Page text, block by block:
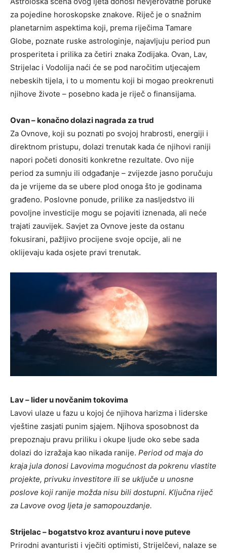
za pojedine horoskopske znakove. Riječ je o snažnim
planetarnim aspektima koji, prema riječima Tamare
Globe, poznate ruske astrologinje, najavljuju period pun
prosperiteta i prilika za četiri znaka Zodijaka. Ovan, Lav,
Strijelac i Vodolija naći će se pod naročitim utjecajem
nebeskih tijela, i to u momentu koji bi mogao preokrenuti
njihove živote – posebno kada je riječ o finansijama.
Ovan – konačno dolazi nagrada za trud
Za Ovnove, koji su poznati po svojoj hrabrosti, energiji i
direktnom pristupu, dolazi trenutak kada će njihovi raniji
napori početi donositi konkretne rezultate. Ovo nije
period za sumnju ili odgađanje – zvijezde jasno poručuju
da je vrijeme da se ubere plod onoga što je godinama
građeno. Poslovne ponude, prilike za nasljedstvo ili
povoljne investicije mogu se pojaviti iznenada, ali neće
trajati zauvijek. Savjet za Ovnove jeste da ostanu
fokusirani, pažljivo procijene svoje opcije, ali ne
oklijevaju kada osjete pravi trenutak.
Lav – lider u novčanim tokovima
Lavovi ulaze u fazu u kojoj će njihova harizma i liderske
vještine zasjati punim sjajem. Njihova sposobnost da
prepoznaju pravu priliku i okupe ljude oko sebe sada
dolazi do izražaja kao nikada ranije. Period od maja do
kraja jula donosi Lavovima mogućnost da pokrenu vlastite
projekte, privuku investitore ili se uključe u unosne
poslove koji ranije možda nisu bili dostupni. Ključna riječ
za Lavove ovog ljeta je samopouzdanje.
Strijelac – bogatstvo kroz avanturu i nove puteve
Prirodni avanturisti i vječiti optimisti, Strijelčevi, nalaze se